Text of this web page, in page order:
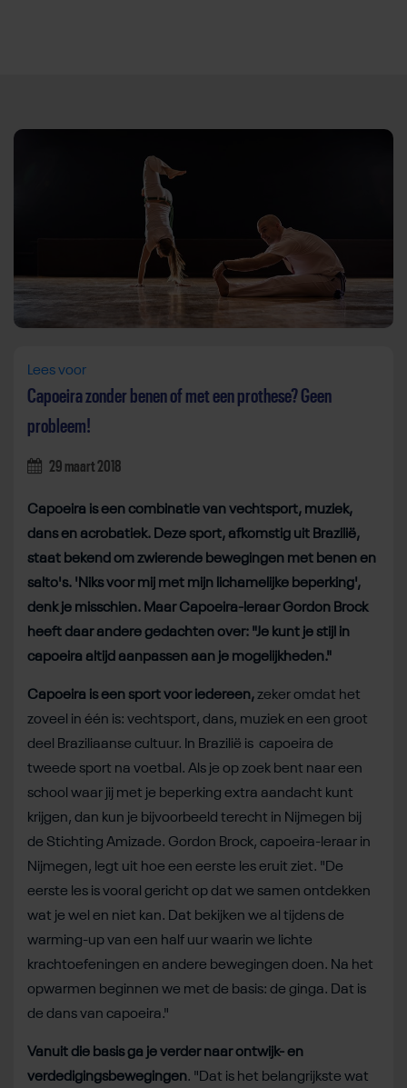
Lees voor
Capoeira zonder benen of met een prothese? Geen
probleem!
29 maart 2018
Capoeira is een combinatie van vechtsport, muziek,
dans en acrobatiek. Deze sport, afkomstig uit Brazilië,
staat bekend om zwierende bewegingen met benen en
salto's. 'Niks voor mij met mijn lichamelijke beperking',
denk je misschien. Maar Capoeira-leraar Gordon Brock
heeft daar andere gedachten over: "Je kunt je stijl in
capoeira altijd aanpassen aan je mogelijkheden."
Capoeira is een sport voor iedereen,zeker omdat het
zoveel in één is: vechtsport, dans, muziek en een groot
deel Braziliaanse cultuur. In Brazilië is capoeira de
tweede sport na voetbal. Als je op zoek bent naar een
school waar jij met je beperking extra aandacht kunt
krijgen, dan kun je bijvoorbeeld terecht in Nijmegen bij
de Stichting Amizade. Gordon Brock, capoeira-leraar in
Nijmegen, legt uit hoe een eerste les eruit ziet. "De
eerste les is vooral gericht op dat we samen ontdekken
wat je wel en niet kan. Dat bekijken we al tijdens de
warming-up van een half uur waarin we lichte
krachtoefeningen en andere bewegingen doen. Na het
opwarmen beginnen we met de basis: de ginga. Dat is
de dans van capoeira."
Vanuit die basis ga je verder naar ontwijk- en
verdedigingsbewegingen. "Dat is het belangrijkste wat